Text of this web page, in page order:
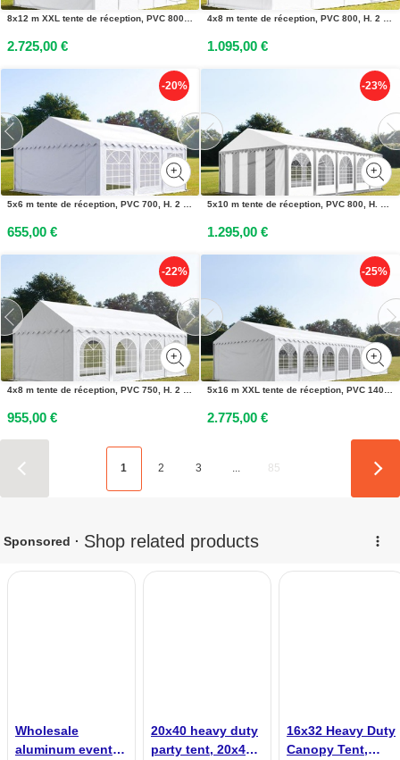
8x12 m XXL tente de réception, PVC 800, H. 2,6 m, blanc - (5204)
2.725,00 €
4x8 m tente de réception, PVC 800, H. 2 m, blanc - (7852)
1.095,00 €
-20%
5x6 m tente de réception, PVC 700, H. 2 m, blanc - (6073)
655,00 €
-23%
5x10 m tente de réception, PVC 800, H. 2 m, gris-blanc - (5372)
1.295,00 €
-22%
4x8 m tente de réception, PVC 750, H. 2 m, blanc - (7336)
955,00 €
-25%
5x16 m XXL tente de réception, PVC 1400, H. 2,6 m, blanc - (38525)
2.775,00 €
1 2 3 ... 85